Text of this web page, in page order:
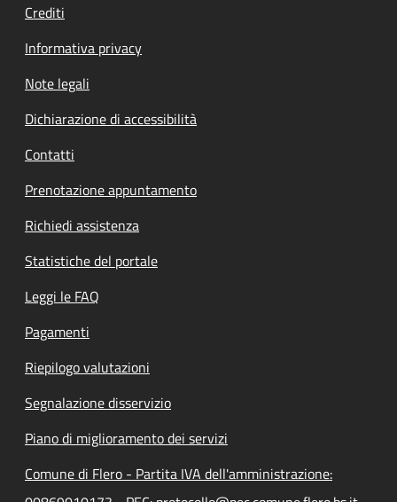
Crediti
Informativa privacy
Note legali
Dichiarazione di accessibilità
Contatti
Prenotazione appuntamento
Richiedi assistenza
Statistiche del portale
Leggi le FAQ
Pagamenti
Riepilogo valutazioni
Segnalazione disservizio
Piano di miglioramento dei servizi
Comune di Flero - Partita IVA dell'amministrazione: